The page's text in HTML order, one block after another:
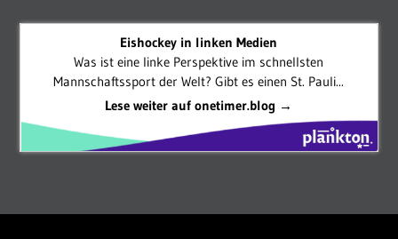
Eishockey in linken Medien
Was ist eine linke Perspektive im schnellsten
Mannschaftssport der Welt? Gibt es einen St. Pauli...
Lese weiter auf onetimer.blog →